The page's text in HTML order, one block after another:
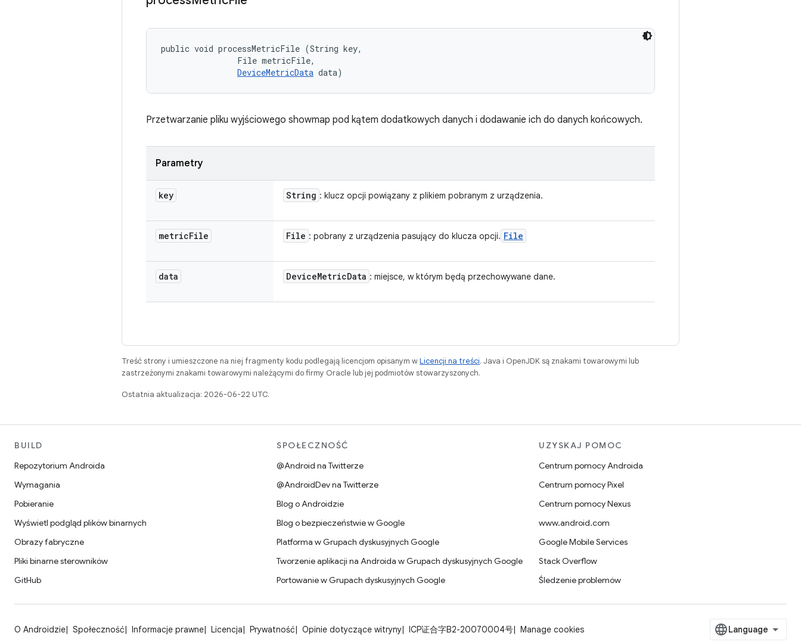
public void processMetricFile (String key,
                File metricFile,
DeviceMetricData data)
Przetwarzanie pliku wyjściowego showmap pod kątem dodatkowych danych i dodawanie ich do danych końcowych.
Parametry
key String : klucz opcji powiązany z plikiem pobranym z urządzenia.
metricFile File : pobrany z urządzenia pasujący do klucza opcji. File
data DeviceMetricData : miejsce, w którym będą przechowywane dane.
Treść strony i umieszczone na niej fragmenty kodu podlegają licencjom opisanym wLicencji na treści. Java i OpenJDK są znakami towarowymi lub
zastrzeżonymi znakami towarowymi należącymi do firmy Oracle lub jej podmiotów stowarzyszonych.
Ostatnia aktualizacja: 2026-06-22 UTC.
BUILD
Repozytorium Androida
Wymagania
Pobieranie
Wyświetl podgląd plików binarnych
Obrazy fabryczne
Pliki binarne sterowników
GitHub
SPOŁECZNOŚĆ
@Android na Twitterze
@AndroidDev na Twitterze
Blog o Androidzie
Blog o bezpieczeństwie w Google
Platforma w Grupach dyskusyjnych Google
Tworzenie aplikacji na Androida w Grupach dyskusyjnych Google
Portowanie w Grupach dyskusyjnych Google
UZYSKAJ POMOC
Centrum pomocy Androida
Centrum pomocy Pixel
Centrum pomocy Nexus
www.android.com
Google Mobile Services
Stack Overflow
Śledzenie problemów
O Androidzie Społeczność Informacje prawne Licencja Prywatność Opinie dotyczące witryny ICP证合字B2-20070004号 Manage cookies